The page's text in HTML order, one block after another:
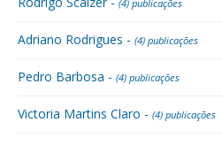
(4) publicações
Adriano Rodrigues - (4) publicações
Pedro Barbosa - (4) publicações
Victoria Martins Claro - (4) publicações